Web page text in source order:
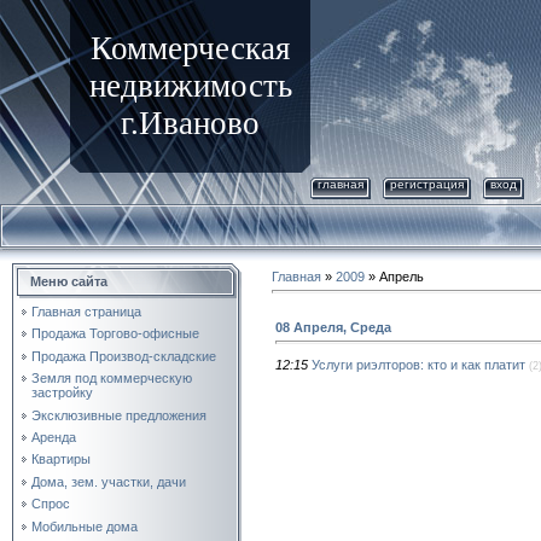
Коммерческая
недвижимость
г.Иваново
главная регистрация вход
Меню сайта
Главная страница
Продажа Торгово-офисные
Продажа Производ-складские
Земля под коммерческую
застройку
Эксклюзивные предложения
Аренда
Квартиры
Дома, зем. участки, дачи
Спрос
Мобильные дома
Главная » 2009 » Апрель
08 Апреля, Среда
12:15 Услуги риэлторов: кто и как платит (2)